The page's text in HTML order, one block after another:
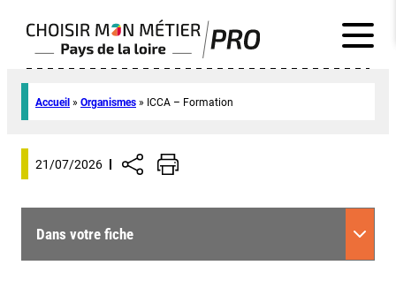
Accueil » Organismes » ICCA – Formation
21/07/2026
Dans votre fiche